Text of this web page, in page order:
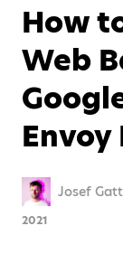
How
Web
Envoy
Josef
2021